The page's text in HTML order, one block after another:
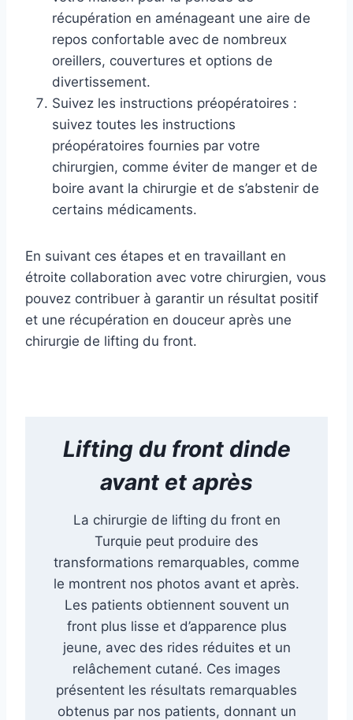
récupération en aménageant une aire de
repos confortable avec de nombreux
oreillers, couvertures et options de
divertissement.
Suivez les instructions préopératoires :
suivez toutes les instructions
préopératoires fournies par votre
chirurgien, comme éviter de manger et de
boire avant la chirurgie et de s’abstenir de
certains médicaments.
En suivant ces étapes et en travaillant en
étroite collaboration avec votre chirurgien, vous
pouvez contribuer à garantir un résultat positif
et une récupération en douceur après une
chirurgie de lifting du front.
Lifting du front dinde
avant et après
La chirurgie de lifting du front en
Turquie peut produire des
transformations remarquables, comme
le montrent nos photos avant et après.
Les patients obtiennent souvent un
front plus lisse et d’apparence plus
jeune, avec des rides réduites et un
relâchement cutané. Ces images
présentent les résultats remarquables
obtenus par nos patients, donnant un